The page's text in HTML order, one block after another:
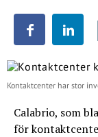
Kontaktcenter har stor
Calabrio, som
för